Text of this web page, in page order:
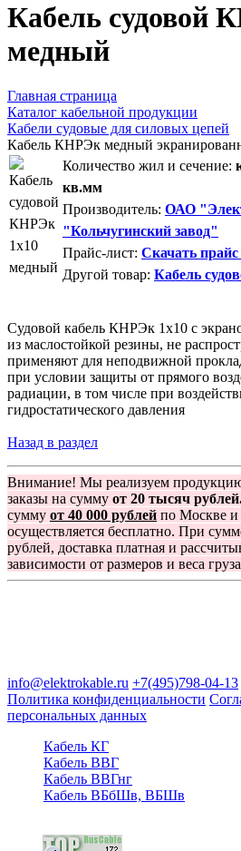
Кабель судовой
медный
Главная страница
Каталог кабельной продукции
Кабели судовые для силовых цепей
Кабель КНРЭк медный
Количество жил и сечение:
кв.мм
Производитель: ОАО
"Кольчугинский завод"
Прайс-лист: Скачать
Другой товар: Кабель
Судовой кабель КНРЭк 1x10 с
из маслостойкой резины, не
применяют для неподвижной
при условии защиты от прямого
радиации, в том числе при
гидростатического давления
Назад в раздел
Внимание! Мы реализуем
заказы на сумму от 20 тысяч
сумму от 40 000 рублей по Москве
осуществляется бесплатно. При
рублей, доставка платная и
зависимости от размеров и веса
info@elektrokable.ru +7(495)798-04-13
Политика конфиденциальности
персональных данных
Кабель КГ
Кабель ВВГ
Кабель ВВГнг
Кабель ВБбШв, ВБШв